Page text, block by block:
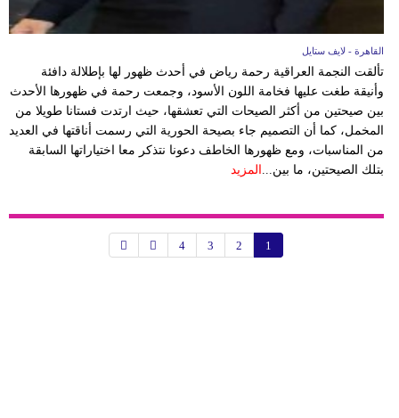
القاهرة - لايف ستايل
تألقت النجمة العراقية رحمة رياض في أحدث ظهور لها بإطلالة دافئة
وأنيقة طغت عليها فخامة اللون الأسود، وجمعت رحمة في ظهورها الأحدث
بين صيحتين من أكثر الصيحات التي تعشقها، حيث ارتدت فستانا طويلا من
المخمل، كما أن التصميم جاء بصيحة الحورية التي رسمت أناقتها في العديد
من المناسبات، ومع ظهورها الخاطف دعونا نتذكر معا اختياراتها السابقة
بتلك الصيحتين، ما بين...
المزيد
1
2
3
4